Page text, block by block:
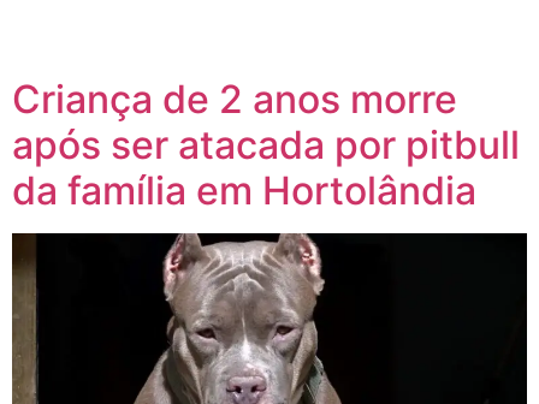
Criança de 2 anos morre
após ser atacada por pitbull
da família em Hortolândia